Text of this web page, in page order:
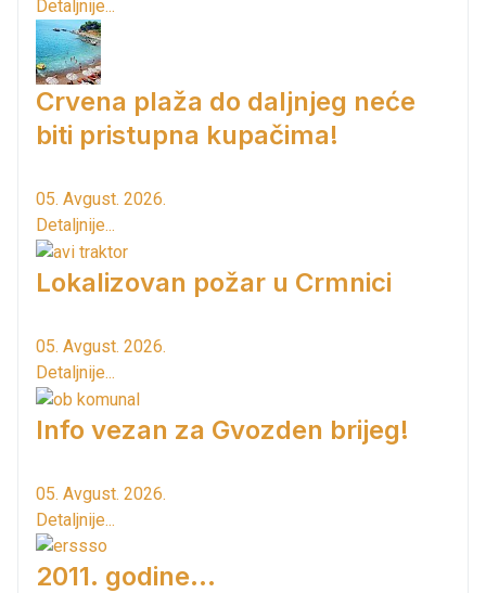
Detaljnije...
Crvena plaža do daljnjeg neće
biti pristupna kupačima!
05. Avgust. 2026.
Detaljnije...
Lokalizovan požar u Crmnici
05. Avgust. 2026.
Detaljnije...
Info vezan za Gvozden brijeg!
05. Avgust. 2026.
Detaljnije...
2011. godine...